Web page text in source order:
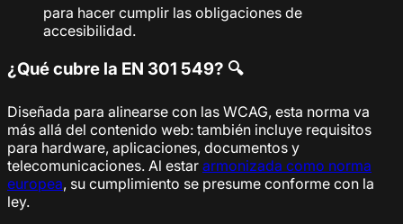
para hacer cumplir las obligaciones de
accesibilidad.
¿Qué cubre la EN 301 549? 🔍
Diseñada para alinearse con las WCAG, esta norma va
más allá del contenido web: también incluye requisitos
para hardware, aplicaciones, documentos y
telecomunicaciones. Al estar armonizada como norma
europea, su cumplimiento se presume conforme con la
ley.